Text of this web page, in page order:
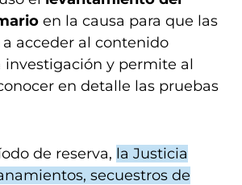
en la causa para que las
acceder al contenido
y permite al
en detalle las pruebas
de reserva, la Justicia
secuestros de